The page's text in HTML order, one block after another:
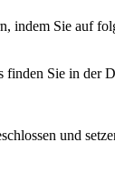
indem Sie auf
Sie in der
und